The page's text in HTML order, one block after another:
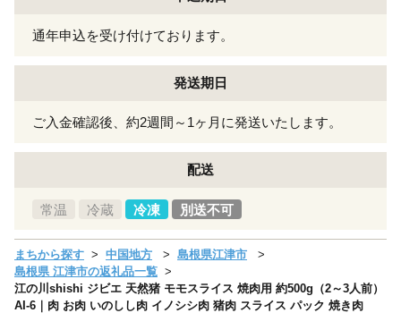
通年申込を受け付けております。
発送期日
ご入金確認後、約2週間～1ヶ月に発送いたします。
配送
常温 冷蔵 冷凍 別送不可
まちから探す 中国地方
島根県江津市
島根県 江津市の返礼品一覧
江の川shishi ジビエ 天然猪 モモスライス 焼肉用 約500g（2～3人前）
AI-6｜肉 お肉 いのしし肉 イノシシ肉 猪肉 スライス パック 焼き肉